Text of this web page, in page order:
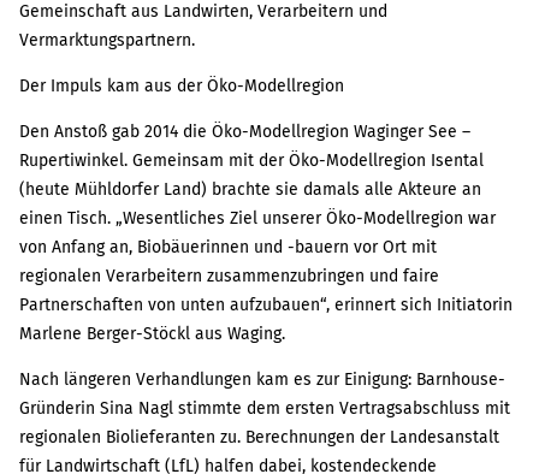
Gemeinschaft aus Landwirten, Verarbeitern und
Vermarktungspartnern.
Der Impuls kam aus der Öko-Modellregion
Den Anstoß gab 2014 die Öko-Modellregion Waginger See –
Rupertiwinkel. Gemeinsam mit der Öko-Modellregion Isental
(heute Mühldorfer Land) brachte sie damals alle Akteure an
einen Tisch. „Wesentliches Ziel unserer Öko-Modellregion war
von Anfang an, Biobäuerinnen und -bauern vor Ort mit
regionalen Verarbeitern zusammenzubringen und faire
Partnerschaften von unten aufzubauen“, erinnert sich Initiatorin
Marlene Berger-Stöckl aus Waging.
Nach längeren Verhandlungen kam es zur Einigung: Barnhouse-
Gründerin Sina Nagl stimmte dem ersten Vertragsabschluss mit
regionalen Biolieferanten zu. Berechnungen der Landesanstalt
für Landwirtschaft (LfL) halfen dabei, kostendeckende